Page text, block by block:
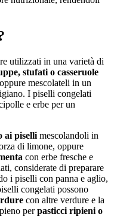
utilizzati in una varietà di
stufati o casseruole
mescolateli in un
I piselli congelati
e erbe per un
ai piselli mescolandoli in
di limone, oppure
con erbe fresche e
considerate di preparare
i piselli con panna e aglio,
congelati possono
con altre verdure e la
perpasticci ripieni o